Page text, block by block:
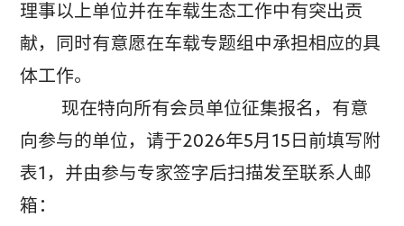
理事以上单位并在车载生态工作中有突出贡
献，同时有意愿在车载专题组中承担相应的具
体工作。
现在特向所有会员单位征集报名，有意
向参与的单位，请于2026年5月15日前填写附
表1，并由参与专家签字后扫描发至联系人邮
箱：